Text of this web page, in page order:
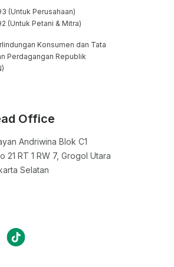
(Untuk Perusahaan)
(Untuk Petani & Mitra)
Konsumen dan Tata
Perdagangan Republik
Office
Andriwina Blok C1
21 RT 1 RW 7, Grogol Utara
Selatan